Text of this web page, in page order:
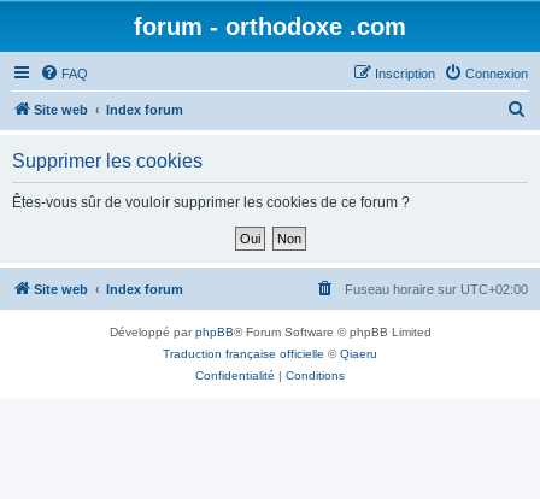
forum - orthodoxe .com
FAQ Connexion
Inscription
Site web Index forum
h
Supprimer les cookies
Êtes-vous sûr de vouloir supprimer les cookies de ce forum ?
Site web Index forum Fuseau horaire sur UTC+02:00
Développé parphpBB® Forum Software © phpBB Limited
Traduction française officielle ©Qiaeru
Confidentialité | Conditions